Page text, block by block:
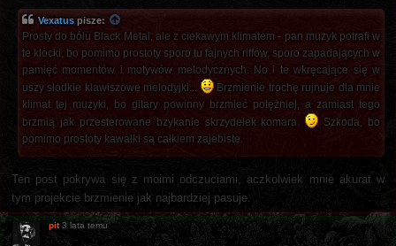
Vexatus pisze:
Prosty do bólu Black Metal, ale z ciekawym klimatem - pan muzyk potrafi w
te klocki, bo pomimo prostoty sporo tu fajnych riffów, sporo zapadających w
pamięć momentów i motywów melodycznych. No i te wkręcające się w
uszy słodkie klawiszowe melodyjki...
Brzmienie trochę rujnuje dla mnie
klimat tej muzyki, bo gitary powinny brzmieć potężniej, a zamiast tego
brzmią jak przesterowane bzykanie skrzydełek komara.
Szkoda, bo
pomimo prostoty kawałki są całkiem zajebiste.
Ten post pokrywa się z moimi odczuciami, aczkolwiek mnie akurat w
tym projekcie brzmienie jak najbardziej pasuje.
pit 3 lata temu